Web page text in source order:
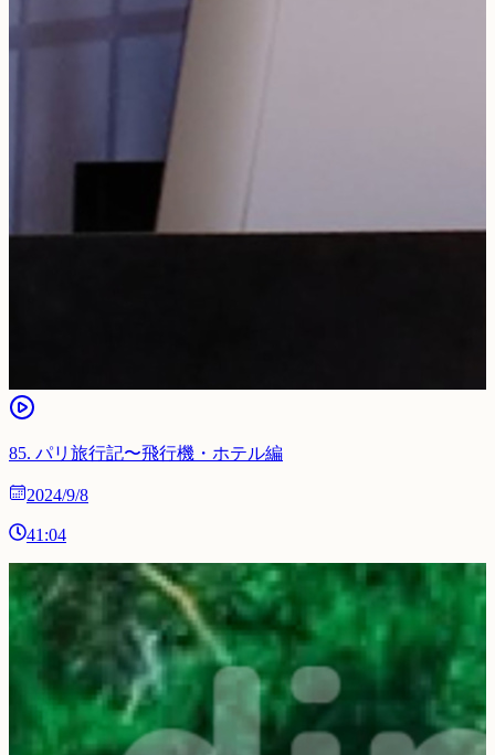
85. パリ旅行記〜飛行機・ホテル編
2024/9/8
41:04